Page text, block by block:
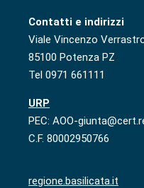
Contatti e indirizzi
Viale Vincenzo
85100 Potenza PZ
Tel 0971 661111
URP
PEC: AOO-
C.F. 80002950766
regione.basilicata.it